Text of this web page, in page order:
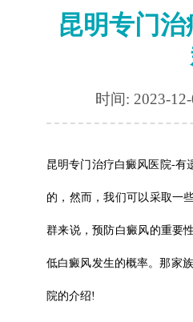
昆明专门
时间: 2023-
昆明专门治疗白癜风医院-有
的，然而，我们可以采取一
群来说，预防白癜风的重要
低白癜风发生的概率。那家
院的介绍!